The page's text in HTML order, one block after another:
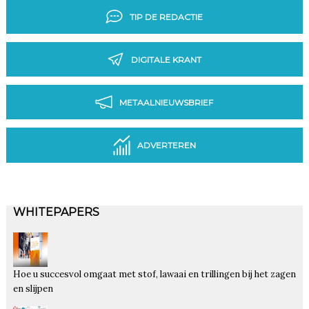
TIP DE REDACTIE
DIGITALE KRANT
METAALNIEUWSBRIEF
ADVERTEREN
WHITEPAPERS
Hoe u succesvol omgaat met stof, lawaai en trillingen bij het zagen
en slijpen